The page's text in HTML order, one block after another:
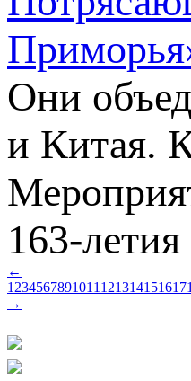
Они
и Китая.
163-
←
1 234567891011 121314151617
→